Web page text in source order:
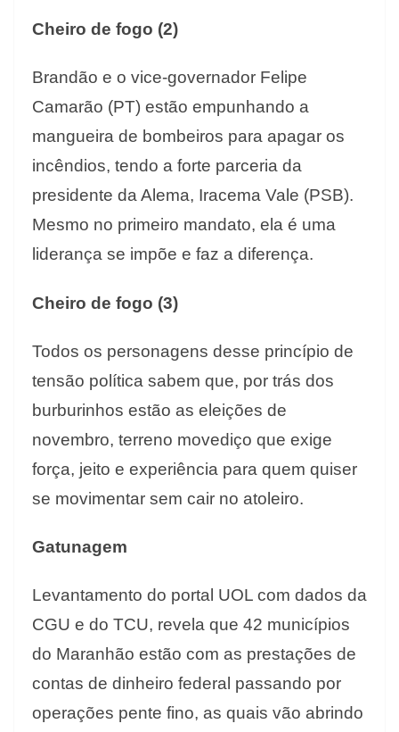
Cheiro de fogo (2)
Brandão e o vice-governador Felipe
Camarão (PT) estão empunhando a
mangueira de bombeiros para apagar os
incêndios, tendo a forte parceria da
presidente da Alema, Iracema Vale (PSB).
Mesmo no primeiro mandato, ela é uma
liderança se impõe e faz a diferença.
Cheiro de fogo (3)
Todos os personagens desse princípio de
tensão política sabem que, por trás dos
burburinhos estão as eleições de
novembro, terreno movediço que exige
força, jeito e experiência para quem quiser
se movimentar sem cair no atoleiro.
Gatunagem
Levantamento do portal UOL com dados da
CGU e do TCU, revela que 42 municípios
do Maranhão estão com as prestações de
contas de dinheiro federal passando por
operações pente fino, as quais vão abrindo